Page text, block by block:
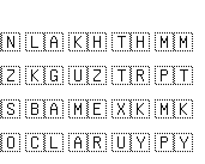
🇱🇦 🇰🇭 🇹🇭 🇲🇲
🇰🇬 🇺🇿 🇹🇷 🇵🇹
🇧🇦 🇲🇪 🇽🇰 🇲🇰
🇨🇱 🇦🇷 🇺🇾 🇵🇾